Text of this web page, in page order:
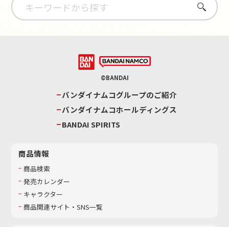
さがす
©BANDAI
バンダイナムコグループのご紹介
バンダイナムコホールディングス
BANDAI SPIRITS
商品情報
商品検索
発売カレンダー
キャラクター
商品関連サイト・SNS一覧